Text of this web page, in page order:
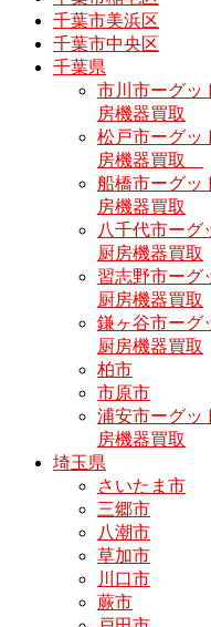
千葉市美浜区
千葉市中央区
千葉県
市川市ーグッ
房機器買取
松戸市ーグッ
房機器買取
船橋市ーグッ
房機器買取
八千代市ーグ
厨房機器買取
習志野市ーグ
厨房機器買取
鎌ヶ谷市ーグ
厨房機器買取
柏市
市原市
浦安市ーグッ
房機器買取
埼玉県
さいたま市
三郷市
八潮市
草加市
川口市
蕨市